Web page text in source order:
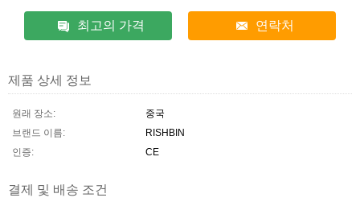
최고의 가격 연락처
제품 상세 정보
원래 장소:
중국
브랜드 이름:
RISHBIN
인증:
CE
결제 및 배송 조건